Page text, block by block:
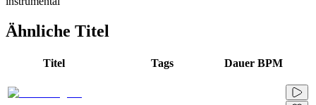
Ähnliche Titel
Titel Tags Dauer BPM